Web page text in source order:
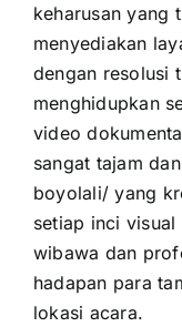
keharusan yang
menyediakan
dengan resolusi
menghidupkan
video
sangat tajam
boyolali/ yang
setiap inci visual
wibawa dan
hadapan para
lokasi acara.